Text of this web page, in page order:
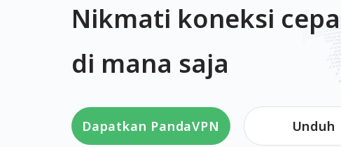
Nikmati koneksi
di mana saja
Dapatkan PandaVPN Unduh